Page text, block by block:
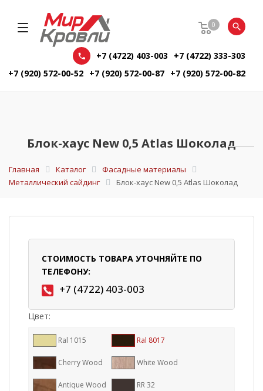
0
+7 (4722) 403-003
+7 (4722) 333-303
+7 (920) 572-00-52 +7 (920) 572-00-87 +7 (920) 572-00-82
Блок-хаус New 0,5 Atlas Шоколад
Главная Каталог
Фасадные материалы
Металлический сайдинг
Блок-хаус New 0,5 Atlas Шоколад
СТОИМОСТЬ ТОВАРА УТОЧНЯЙТЕ ПО
ТЕЛЕФОНУ:
+7 (4722) 403-003
Цвет:
Ral 1015 Ral 8017
Cherry Wood White Wood
Antique Wood RR 32